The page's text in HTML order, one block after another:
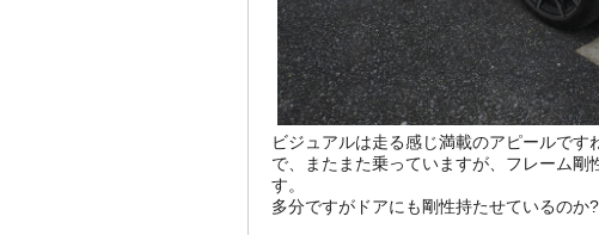
ビジュアルは走る感じ満載のアピールです
で、またまた乗っていますが、フレーム
す。
多分ですがドアにも剛性持たせているのか